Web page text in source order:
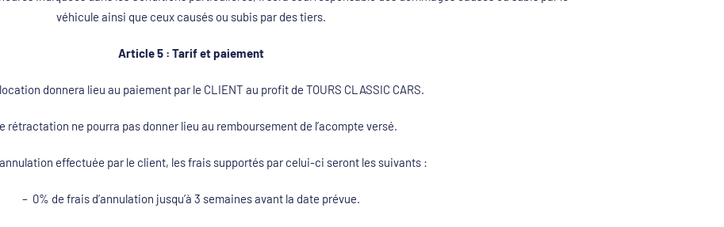
véhicule ainsi que ceux causés ou subis par des tiers.
Article 5 : Tarif et paiement
donnera lieu au paiement par le CLIENT au profit de TOURS CLASSIC CARS.
rétractation ne pourra pas donner lieu au remboursement de l’acompte versé.
effectuée par le client, les frais supportés par celui-ci seront les suivants :
– 0% de frais d’annulation jusqu’à 3 semaines avant la date prévue.